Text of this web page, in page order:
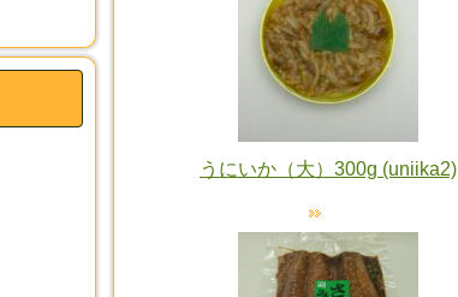
うにいか（大）300g (uniika2)